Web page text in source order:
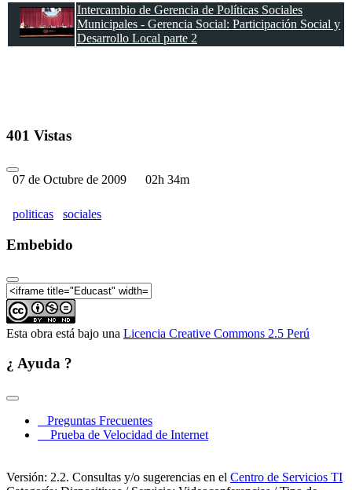
Intercambio de Gerencia de Políticas Sociales
Municipales - Gerencia Social: Participación Social y
Desarrollo Local parte 2
401 Vistas
07 de Octubre de 2009 02h 34m
politicas sociales
Embebido
Esta obra está bajo una Licencia Creative Commons 2.5 Perú
¿ Ayuda ?
Preguntas Frecuentes
Prueba de Velocidad de Internet
Versión: 2.2. Consultas y/o sugerencias en el Centro de Servicios TI